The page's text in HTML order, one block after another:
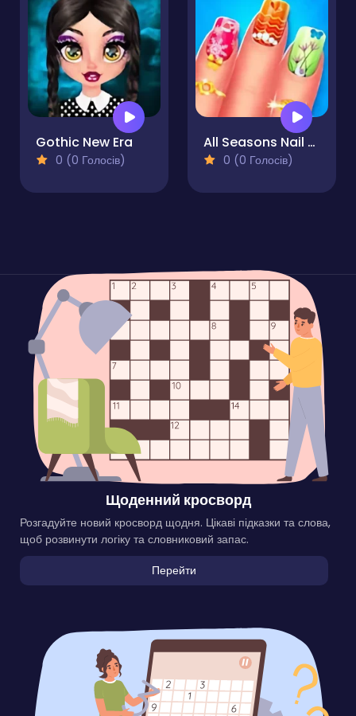
Gothic New Era
0 (0 Голосів)
All Seasons Nail Salon
0 (0 Голосів)
Щоденний кросворд
Розгадуйте новий кросворд щодня. Цікаві підказки та слова,
щоб розвинути логіку та словниковий запас.
Перейти